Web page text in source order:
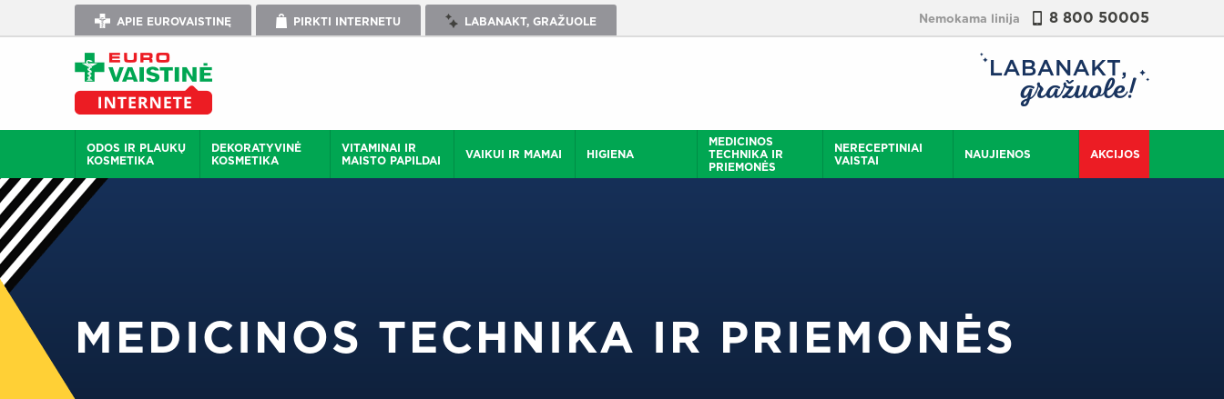
APIE EUROVAISTINĘ PIRKTI INTERNETU LABANAKT, GRAŽUOLE Nemokama linija 8 800 50005
ODOS IR PLAUKŲ
KOSMETIKA
DEKORATYVINĖ
KOSMETIKA
VITAMINAI IR
MAISTO PAPILDAI
VAIKUI IR MAMAI HIGIENA
MEDICINOS
TECHNIKA IR
PRIEMONĖS
NERECEPTINIAI
VAISTAI
NAUJIENOS AKCIJOS
MEDICINOS TECHNIKA IR PRIEMONĖS